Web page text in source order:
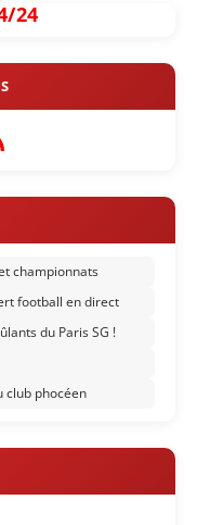
24
championnats
football en direct
du Paris SG !
club phocéen